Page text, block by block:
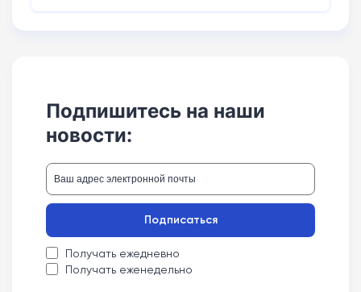
Подпишитесь на наши
новости:
Получать ежедневно
Получать еженедельно
Подписаться